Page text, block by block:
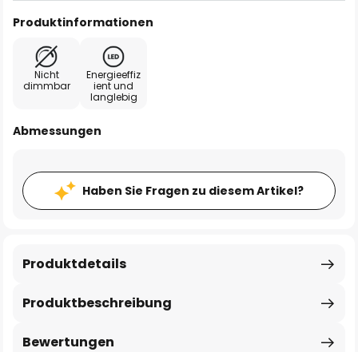
Produktinformationen
Nicht
dimmbar
Energieeffiz
ient und
langlebig
Abmessungen
Haben Sie Fragen zu diesem Artikel?
Produktbeschreibung
Produktdetails
Bewertungen